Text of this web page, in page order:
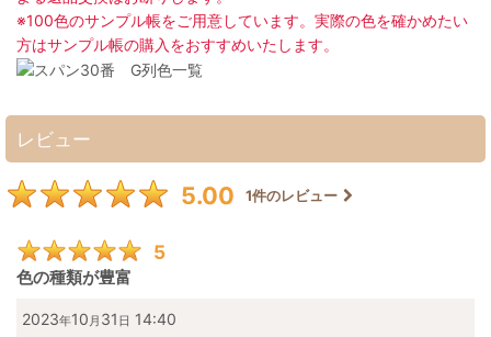
※100色のサンプル帳をご用意しています。実際の色を確かめたい
方はサンプル帳の購入をおすすめいたします。
レビュー
5.00 1件のレビュー
5
色の種類が豊富
2023年10 月 31 日 14:40